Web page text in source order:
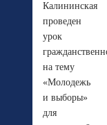
Калининская
проведен
урок
на тему
«Молодежь
и выборы»
для